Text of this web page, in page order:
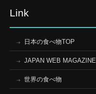
Link
日本の食べ物TOP
JAPAN WEB MAGAZINE
世界の食べ物